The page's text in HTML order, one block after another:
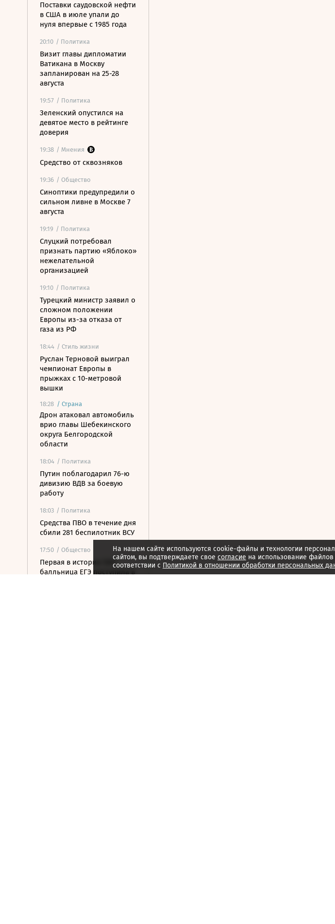
Поставки саудовской нефти
в США в июле упали до
нуля впервые с 1985 года
20:10 / Политика
Визит главы дипломатии
Ватикана в Москву
запланирован на 25-28
августа
19:57 / Политика
Зеленский опустился на
девятое место в рейтинге
доверия
19:38 / Мнения
Средство от сквозняков
19:36 / Общество
Синоптики предупредили о
сильном ливне в Москве 7
августа
19:19 / Политика
Слуцкий потребовал
признать партию «Яблоко»
нежелательной
организацией
19:10 / Политика
Турецкий министр заявил о
сложном положении
Европы из-за отказа от
газа из РФ
18:44 / Стиль жизни
Руслан Терновой выиграл
чемпионат Европы в
прыжках с 10-метровой
вышки
18:28 / Страна
Дрон атаковал автомобиль
врио главы Шебекинского
округа Белгородской
области
18:04 / Политика
Путин поблагодарил 76-ю
дивизию ВДВ за боевую
работу
18:03 / Политика
Средства ПВО в течение дня
сбили 281 беспилотник ВСУ
17:50 / Общество
Первая в истории 500-
балльница ЕГЭ поступила в
На нашем сайте используются cookie-файлы и технологии
сайтом, вы подтверждаете свое согласие на использование
соответствии с Политикой в отношении обработки персональных